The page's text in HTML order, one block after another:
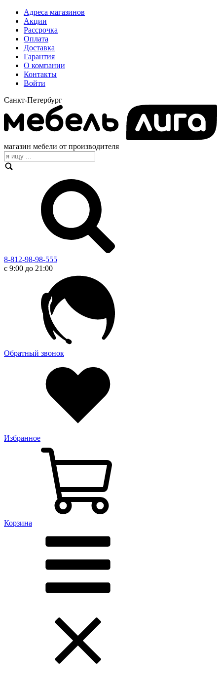
Адреса магазинов
Акции
Рассрочка
Оплата
Доставка
Гарантия
О компании
Контакты
Войти
Санкт-Петербург
магазин мебели от производителя
8-812-98-98-555
с 9:00 до 21:00
Обратный звонок
Избранное
Корзина